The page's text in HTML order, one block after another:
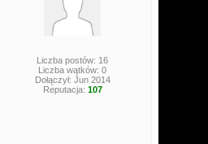
Liczba postów: 16
Liczba wątków: 0
Dołączył: Jun 2014
Reputacja: 107